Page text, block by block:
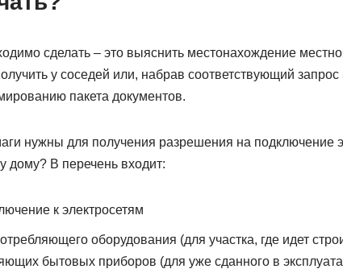
сделать – это выяснить местонахождение
у соседей или, набрав соответствующий
пакета документов.
нужны для получения разрешения на подключение
дому? В перечень входит:
к электросетям
оборудования (для участка, где идет
бытовых приборов (для уже сданного в